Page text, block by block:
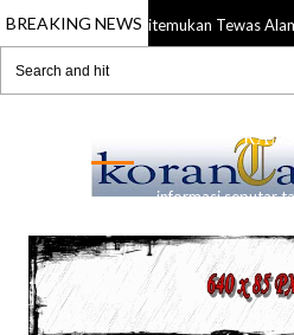
BREAKING NEWS
Anggota TNI Ditemukan Tewas Alami
informasi seputar